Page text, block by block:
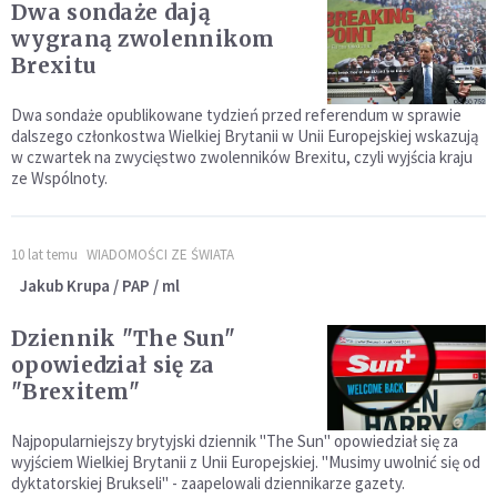
Dwa sondaże dają
wygraną zwolennikom
Brexitu
Dwa sondaże opublikowane tydzień przed referendum w sprawie
dalszego członkostwa Wielkiej Brytanii w Unii Europejskiej wskazują
w czwartek na zwycięstwo zwolenników Brexitu, czyli wyjścia kraju
ze Wspólnoty.
10 lat temu WIADOMOŚCI ZE ŚWIATA
Jakub Krupa / PAP / ml
Dziennik "The Sun"
opowiedział się za
"Brexitem"
Najpopularniejszy brytyjski dziennik "The Sun" opowiedział się za
wyjściem Wielkiej Brytanii z Unii Europejskiej. "Musimy uwolnić się od
dyktatorskiej Brukseli" - zaapelowali dziennikarze gazety.